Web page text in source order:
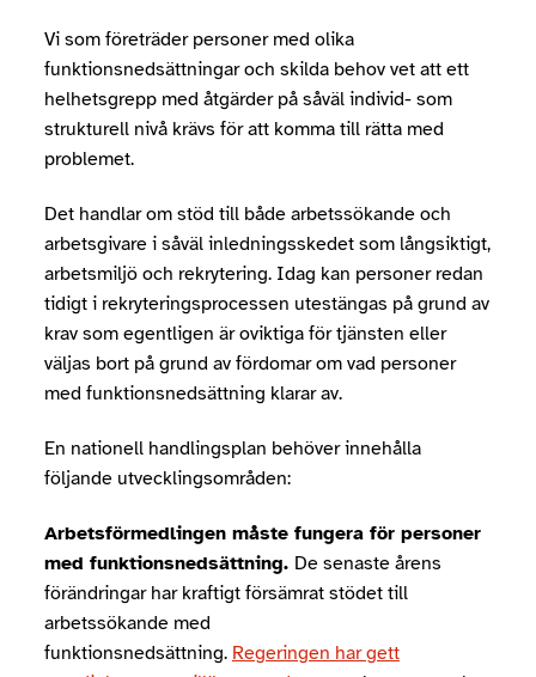
Vi som företräder personer med olika
funktionsnedsättningar och skilda behov vet att ett
helhetsgrepp med åtgärder på såväl individ- som
strukturell nivå krävs för att komma till rätta med
problemet.
Det handlar om stöd till både arbetssökande och
arbetsgivare i såväl inledningsskedet som långsiktigt,
arbetsmiljö och rekrytering. Idag kan personer redan
tidigt i rekryteringsprocessen utestängas på grund av
krav som egentligen är oviktiga för tjänsten eller
väljas bort på grund av fördomar om vad personer
med funktionsnedsättning klarar av.
En nationell handlingsplan behöver innehålla
följande utvecklingsområden:
Arbetsförmedlingen måste fungera för personer
med funktionsnedsättning. De senaste årens
förändringar har kraftigt försämrat stödet till
arbetssökande med
funktionsnedsättning. Regeringen har gett